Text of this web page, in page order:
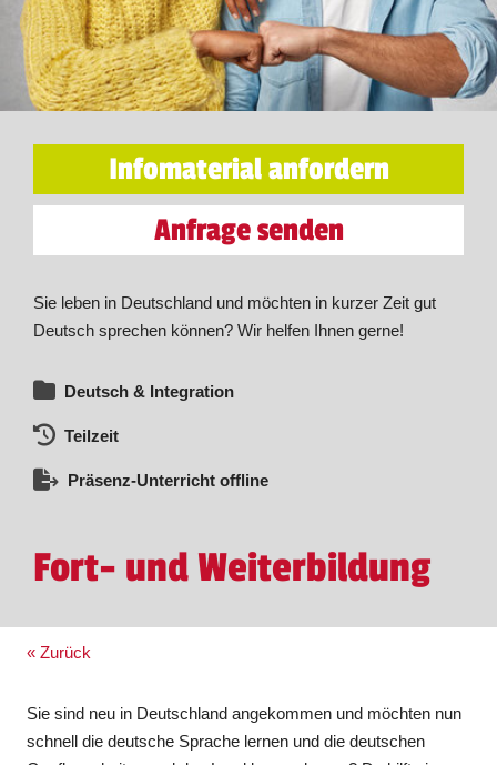
Infomaterial anfordern
Anfrage senden
Sie leben in Deutschland und möchten in kurzer Zeit gut
Deutsch sprechen können? Wir helfen Ihnen gerne!
Deutsch & Integration
Teilzeit
Präsenz-Unterricht offline
Fort- und Weiterbildung
« Zurück
Sie sind neu in Deutschland angekommen und möchten nun
schnell die deutsche Sprache lernen und die deutschen